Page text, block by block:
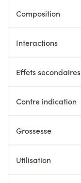
Composition
Interactions
Effets secondaires
Contre indication
Grossesse
Utilisation